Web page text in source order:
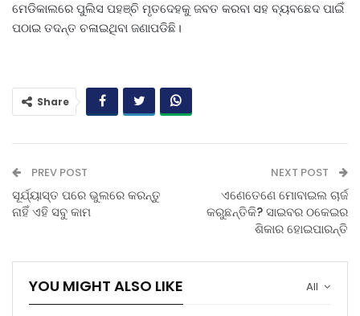
ମେଡିକାଲରେ ପୁଲିସ ପହଞ୍ଚି ମୃତଦେହକୁ ଜବତ କରବା ସହ ବ୍ୟବଛେଦ ପାଇିଁ
ପଠାଇ ତଦନ୍ତ ଚଳାଇଥିବା ଜଣାପଡିଛି।
Share
PREV POST
ସୂର୍ଯ୍ୟାସ୍ତ ପରେ ଭୁଲରେ କରନ୍ତୁ
ନାହିଁ ଏହି ସବୁ କାମ
NEXT POST
ଏଣେତେଣେ ମୋବାଇଲ ଚାର୍ଜ
କରୁଛନ୍ତିକି? ସାଇବର ଠକେଇର
ଶିକାର ହୋଇପାରନ୍ତି
All
YOU MIGHT ALSO LIKE